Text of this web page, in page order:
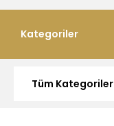
Kategoriler